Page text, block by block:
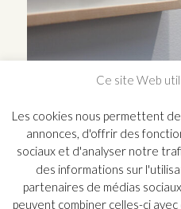
Ce site Web
Les cookies nous permettent
annonces, d'offrir des
sociaux et d'analyser notre
des informations sur
partenaires de médias
peuvent combiner celles-ci